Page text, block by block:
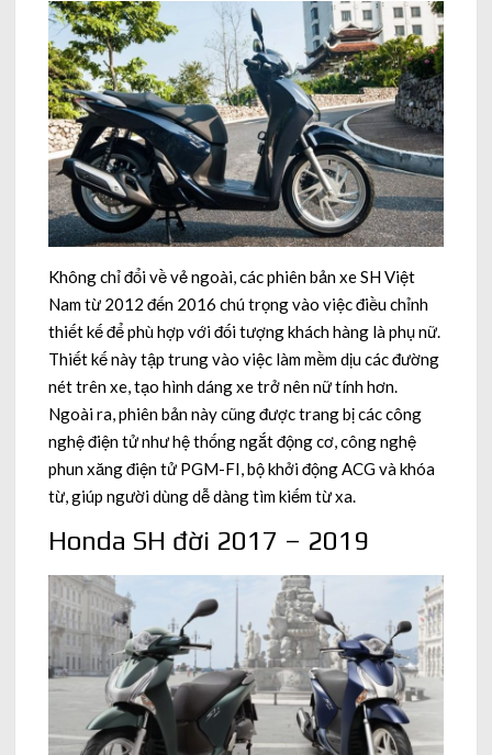
Không chỉ đổi về vẻ ngoài, các phiên bản xe SH Việt
Nam từ 2012 đến 2016 chú trọng vào việc điều chỉnh
thiết kế để phù hợp với đối tượng khách hàng là phụ nữ.
Thiết kế này tập trung vào việc làm mềm dịu các đường
nét trên xe, tạo hình dáng xe trở nên nữ tính hơn.
Ngoài ra, phiên bản này cũng được trang bị các công
nghệ điện tử như hệ thống ngắt động cơ, công nghệ
phun xăng điện tử PGM-FI, bộ khởi động ACG và khóa
từ, giúp người dùng dễ dàng tìm kiếm từ xa.
Honda SH đời 2017 – 2019